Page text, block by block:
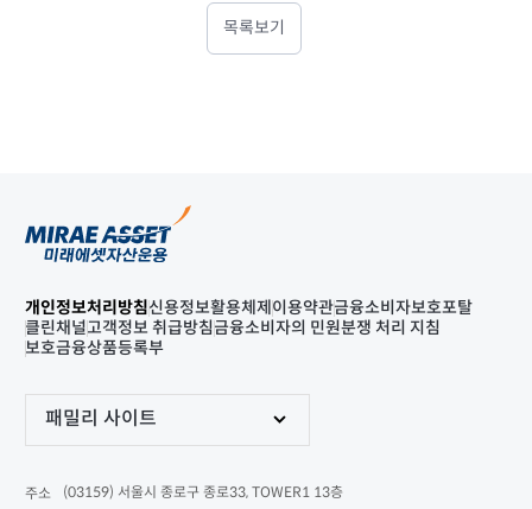
목록보기
개인정보처리방침신용정보활용체제 이용약관금융소비자보호포탈
클린채널고객정보 취급방침금융소비자의 민원분쟁 처리 지침
보호금융상품등록부
패밀리 사이트
주소
(03159) 서울시 종로구 종로33, TOWER1 13층